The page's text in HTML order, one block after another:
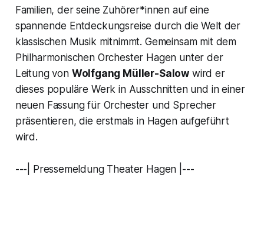
Familien, der seine Zuhörer*innen auf eine
spannende Entdeckungsreise durch die Welt der
klassischen Musik mitnimmt. Gemeinsam mit dem
Philharmonischen Orchester Hagen unter der
Leitung von Wolfgang Müller-Salow wird er
dieses populäre Werk in Ausschnitten und in einer
neuen Fassung für Orchester und Sprecher
präsentieren, die erstmals in Hagen aufgeführt
wird.
---| Pressemeldung Theater Hagen |---